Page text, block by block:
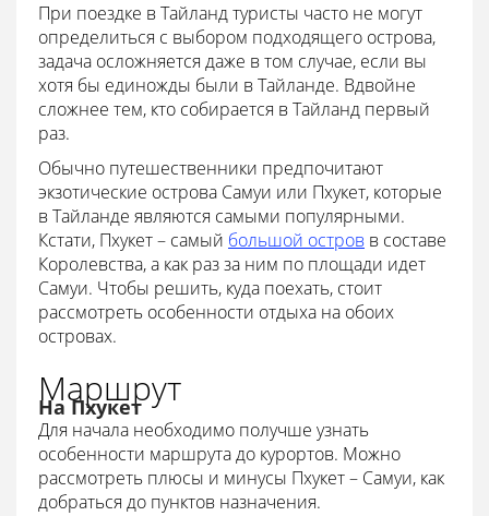
При поездке в Тайланд туристы часто не могут
определиться с выбором подходящего острова,
задача осложняется даже в том случае, если вы
хотя бы единожды были в Тайланде. Вдвойне
сложнее тем, кто собирается в Тайланд первый
раз.
Обычно путешественники предпочитают
экзотические острова Самуи или Пхукет, которые
в Тайланде являются самыми популярными.
Кстати, Пхукет – самый большой остров в составе
Королевства, а как раз за ним по площади идет
Самуи. Чтобы решить, куда поехать, стоит
рассмотреть особенности отдыха на обоих
островах.
Маршрут
На Пхукет
Для начала необходимо получше узнать
особенности маршрута до курортов. Можно
рассмотреть плюсы и минусы Пхукет – Самуи, как
добраться до пунктов назначения.